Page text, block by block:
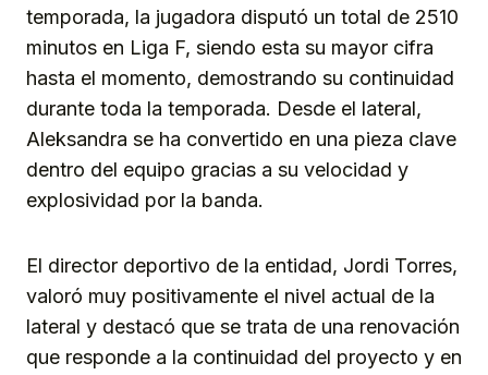
temporada, la jugadora disputó un total de 2510
minutos en Liga F, siendo esta su mayor cifra
hasta el momento, demostrando su continuidad
durante toda la temporada. Desde el lateral,
Aleksandra se ha convertido en una pieza clave
dentro del equipo gracias a su velocidad y
explosividad por la banda.
El director deportivo de la entidad, Jordi Torres,
valoró muy positivamente el nivel actual de la
lateral y destacó que se trata de una renovación
que responde a la continuidad del proyecto y en